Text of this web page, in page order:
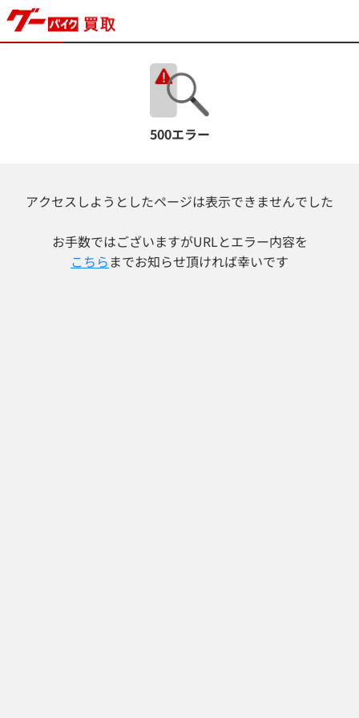
500エラー
アクセスしようとしたページは表示できませんでした
お手数ではございますがURLとエラー内容を
こちら までお知らせ頂ければ幸いです